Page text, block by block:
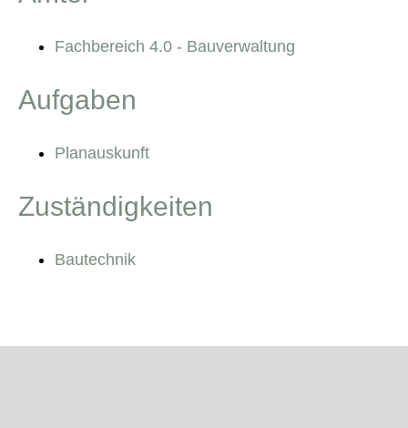
Fachbereich 4.0 - Bauverwaltung
Aufgaben
Planauskunft
Zuständigkeiten
Bautechnik